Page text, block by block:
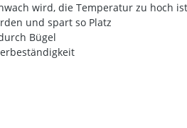
wird, die Temperatur zu hoch
und spart so Platz
Bügel